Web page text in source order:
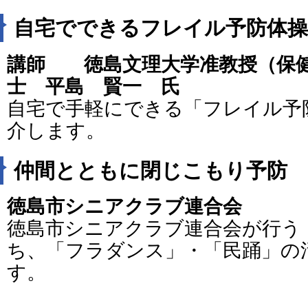
自宅でできるフレイル予防体操
講師 徳島文理大学准教授（保
士 平島 賢一 氏
自宅で手軽にできる「フレイル
介します。
仲間とともに閉じこもり予防
徳島市シニアクラブ連合会
徳島市シニアクラブ連合会が行
ち、「フラダンス」・「民踊」
す。